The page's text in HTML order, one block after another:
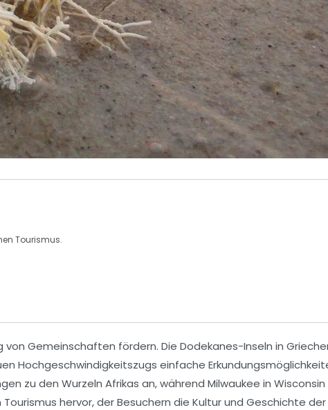
Tourismus.
von Gemeinschaften fördern. Die Dodekanes-Inseln in
Hochgeschwindigkeitszugs einfache
zu den Wurzeln Afrikas an, während Milwaukee in
hervor, der Besuchern die Kultur und Geschichte der